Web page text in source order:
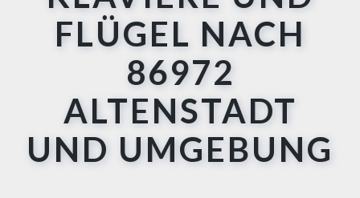
FLÜGEL NACH
86972
ALTENSTADT
UND UMGEBUNG